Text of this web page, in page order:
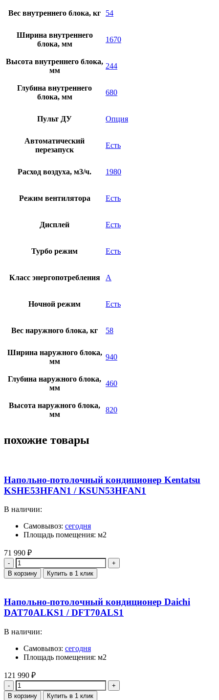
Вес внутреннего блока, кг 54
Ширина внутреннего
блока, мм
1670
Высота внутреннего блока,
мм
244
Глубина внутреннего
блока, мм
680
Пульт ДУ Опция
Автоматический
перезапуск
Есть
Расход воздуха, м3/ч. 1980
Режим вентилятора Есть
Дисплей Есть
Турбо режим Есть
Класс энергопотребления A
Ночной режим Есть
Вес наружного блока, кг 58
Ширина наружного блока,
мм
940
Глубина наружного блока,
мм
460
Высота наружного блока,
мм
820
похожие товары
Напольно-потолочный кондиционер Kentatsu
KSHE53HFAN1 / KSUN53HFAN1
В наличии:
Самовывоз: сегодня
Площадь помещения: м2
71 990 ₽
Количество
В корзину Купить в 1 клик
Напольно-потолочный кондиционер Daichi
DAT70ALKS1 / DFT70ALS1
В наличии:
Самовывоз: сегодня
Площадь помещения: м2
121 990 ₽
Количество
В корзину Купить в 1 клик